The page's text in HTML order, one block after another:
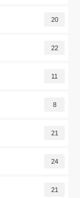
20
22
11
8
21
24
21